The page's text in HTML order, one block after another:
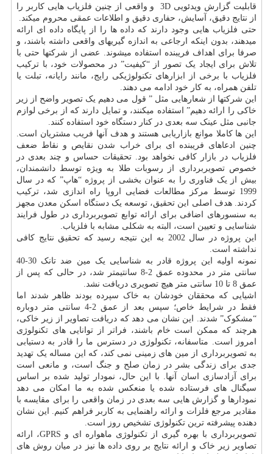
قابلیت گزارش ویدئویی 3D و واقعی از چنین فلزیاب هایی کاربر را
از نتایج دقیق، آسایش، حفاری دقیق و اطلاعات عمقی محروم میکند.
حتی فلزیاب هایی وجود دارند که داده ها را از پایگاه داده ای ارائه
میدهند، بدون اینکه ارجاعی به اندازه گیریهای واقعی داشته باشند، و
صرفا برای اهداف فریبنده استفاده میشوند. عضی از شرکتها حتی با
تلاش برای ایجاد یک تصور از “کیفیت” در محصولات خود، با ترکیب
فلزیاب با برخی از ابزارهای تکنولوژیکی رایج، مانند رایانه، تبلت یا
تلفن همراه، به کار خود ادامه می دهند.
این شرکتها از شعارهایی مثل ” قول می دهیم یک تصویر واضح از زیر
خاکی را ارائه دهیم” استفاده میکنند، و تمایل دارند که از برخی لوازم
جانبی مثل عینک سه بعدی در کنار دستگاه خود استفاده کنند.
این ها کاملا موانع بازاریابی هستند و هدف آنها فریب مشتریان است.
چنین ادعاهای فریبنده ای برای خراب شدن نقایص و نقاط ضعف
فلزیاب در بازار کافی نخواهد بود. تحقیقات حساس و چند بعدی در
خصوص تصویربرداری از رسوبات طلا به ویژه توسط دانشمندان،
بیش از یک فناوری را به عنوان بخشی از پروژه “هاپ” که در سال
1999 توسط مرکز مطالعات فضایی اروپا راه اندازی شد، ترکیب
کردند. هدف اصلی این تحقیق، توسعه یک دستگاه اسکن معدن مجهز
به سنسورهای اضافی برای ارائه توابع تصویربرداری در طول فرایند
شناسایی و تعیین است، البته به شکلی مشابه با فلزیاب.
این پروژه در سال 2002 به این نتیجه رسید که تحقیق نتایج کافی
نداشته است.
نمونه اولیه این پروژه قادر به شناسایی یک مین ضد تانک 30-40
سانتی متر در محدوده عمق 2-8 سانتیمتر شد، در حالی که پس از
عمق 8 تا 10 سانتی متر هیچ تصویری دریافت نشد.
اشیایی که محققان خودشان به خاک سپرده بودند ظاهر شدند اما
فقط در شرایط خاص؛ سپس بعد از عمق 2-4 سانتی متر دوباره
“مشکوک” شدند. این نشان می دهد که دریافت تصاویر از زیر خاکی،
هرچند که ممکن است خام باشند، فراتر از توانایی های تکنولوژی
امروز است. متاسفانه، تکنولوژی در دسترس ما را قادر به دستیابی
به تصویربرداری از مین های زمینی نمی کند، که این مساله یک تهدید
جدی برای زندگی بشر در زمان صلح و جنگ است، و مانعی است
برای آزادسازی اسان آنها. با این حال، نمودار تولید شده بر اساس
سیگنال های فرستاده شده یا منعکس شده به ما امکان می دهد
نمودارها و گزارش هایی سه بعدی در زمان واقعی را برای مقایسه با
مقادیر مرجع فلزات و ارائه راهنمایی به کاربر فراهم کنیم. این نشان
دهنده پیشرفته ترین تکنولوژی تشخیص روز است.
تصویربرداری با بهره گیری از تکنولوژی ماهواره ای و GPRS، ارائه
تصاویر زیر خاک و ارائه نتایج بر روی داده ها نیز در میان روش های